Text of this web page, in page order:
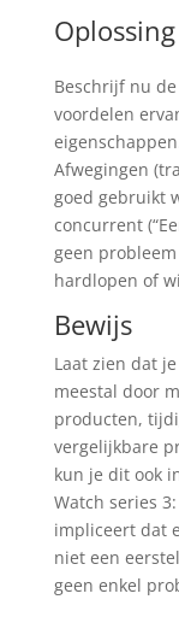
Beschrijf nu
voordelen
Afwegingen
goed gebruikt
concurrent
geen
hardlopen of
Bewijs
Laat zien dat
meestal door
producten,
vergelijkbare
kun je dit ook
Watch series
impliceert dat
niet een
geen enkel